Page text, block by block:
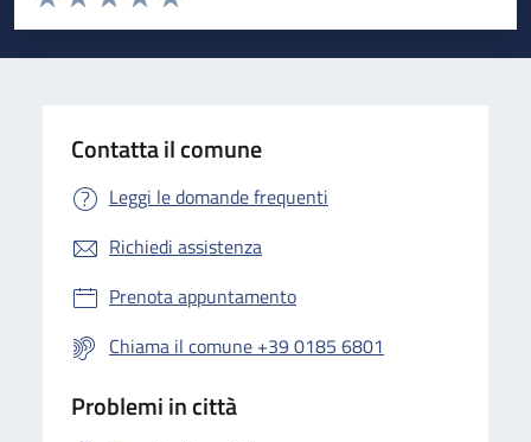
Valuta 5 stelle su 5
Valuta 4 stelle su 5
Valuta 3 stelle su 5
Valuta 2 stelle su 5
Valuta 1 stelle su 5
Contatta il comune
Leggi le domande frequenti
Richiedi assistenza
Prenota appuntamento
Chiama il comune +39 0185 6801
Problemi in città